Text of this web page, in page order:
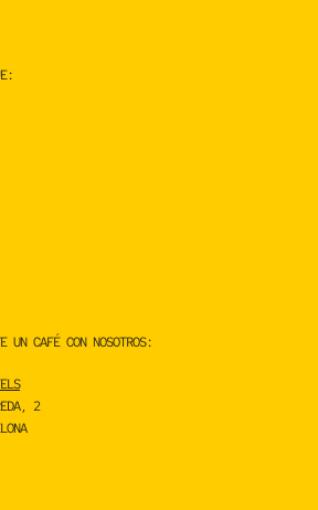
UN CAFÉ CON NOSOTROS:
2